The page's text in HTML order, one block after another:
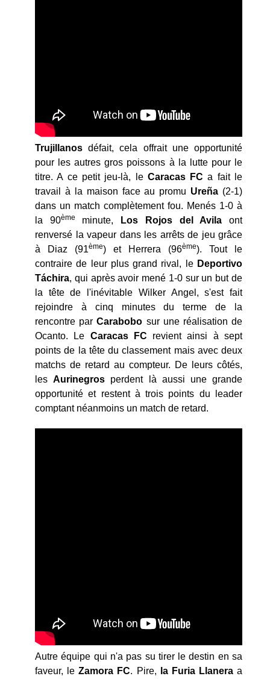
Trujillanos défait, cela offrait une opportunité
pour les autres gros poissons à la lutte pour le
titre. A ce petit jeu-là, le Caracas FC a fait le
travail à la maison face au promu Ureña (2-1)
dans un match complètement fou. Menés 1-0 à
la 90ème minute, Los Rojos del Avila ont
renversé la vapeur dans les arrêts de jeu grâce
à Diaz (91ème) et Herrera (96ème). Tout le
contraire de leur plus grand rival, le Deportivo
Táchira, qui après avoir mené 1-0 sur un but de
la tête de l'inévitable Wilker Angel, s'est fait
rejoindre à cinq minutes du terme de la
rencontre parCarabobo sur une réalisation de
Ocanto. Le Caracas FC revient ainsi à sept
points de la tête du classement mais avec deux
matchs de retard au compteur. De leurs côtés,
lesAurinegros perdent là aussi une grande
opportunité et restent à trois points du leader
comptant néanmoins un match de retard.
Autre équipe qui n'a pas su tirer le destin en sa
faveur, leZamora FC. Pire, la Furia Llaneraa